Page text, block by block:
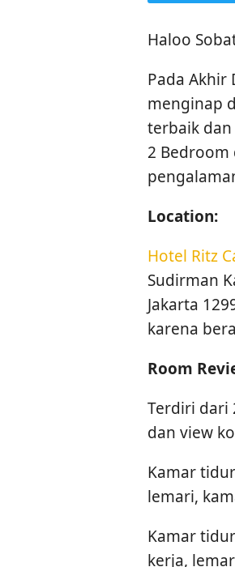
Haloo
Pada Akhir
menginap
terbaik dan
2
Location:
Hotel Ritz
Sudirman
Jakarta
karena
Room
Terdiri dari
dan view
Kamar
lemari,
Kamar
kerja,